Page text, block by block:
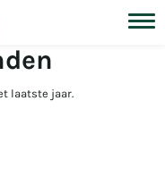
laatste jaar.